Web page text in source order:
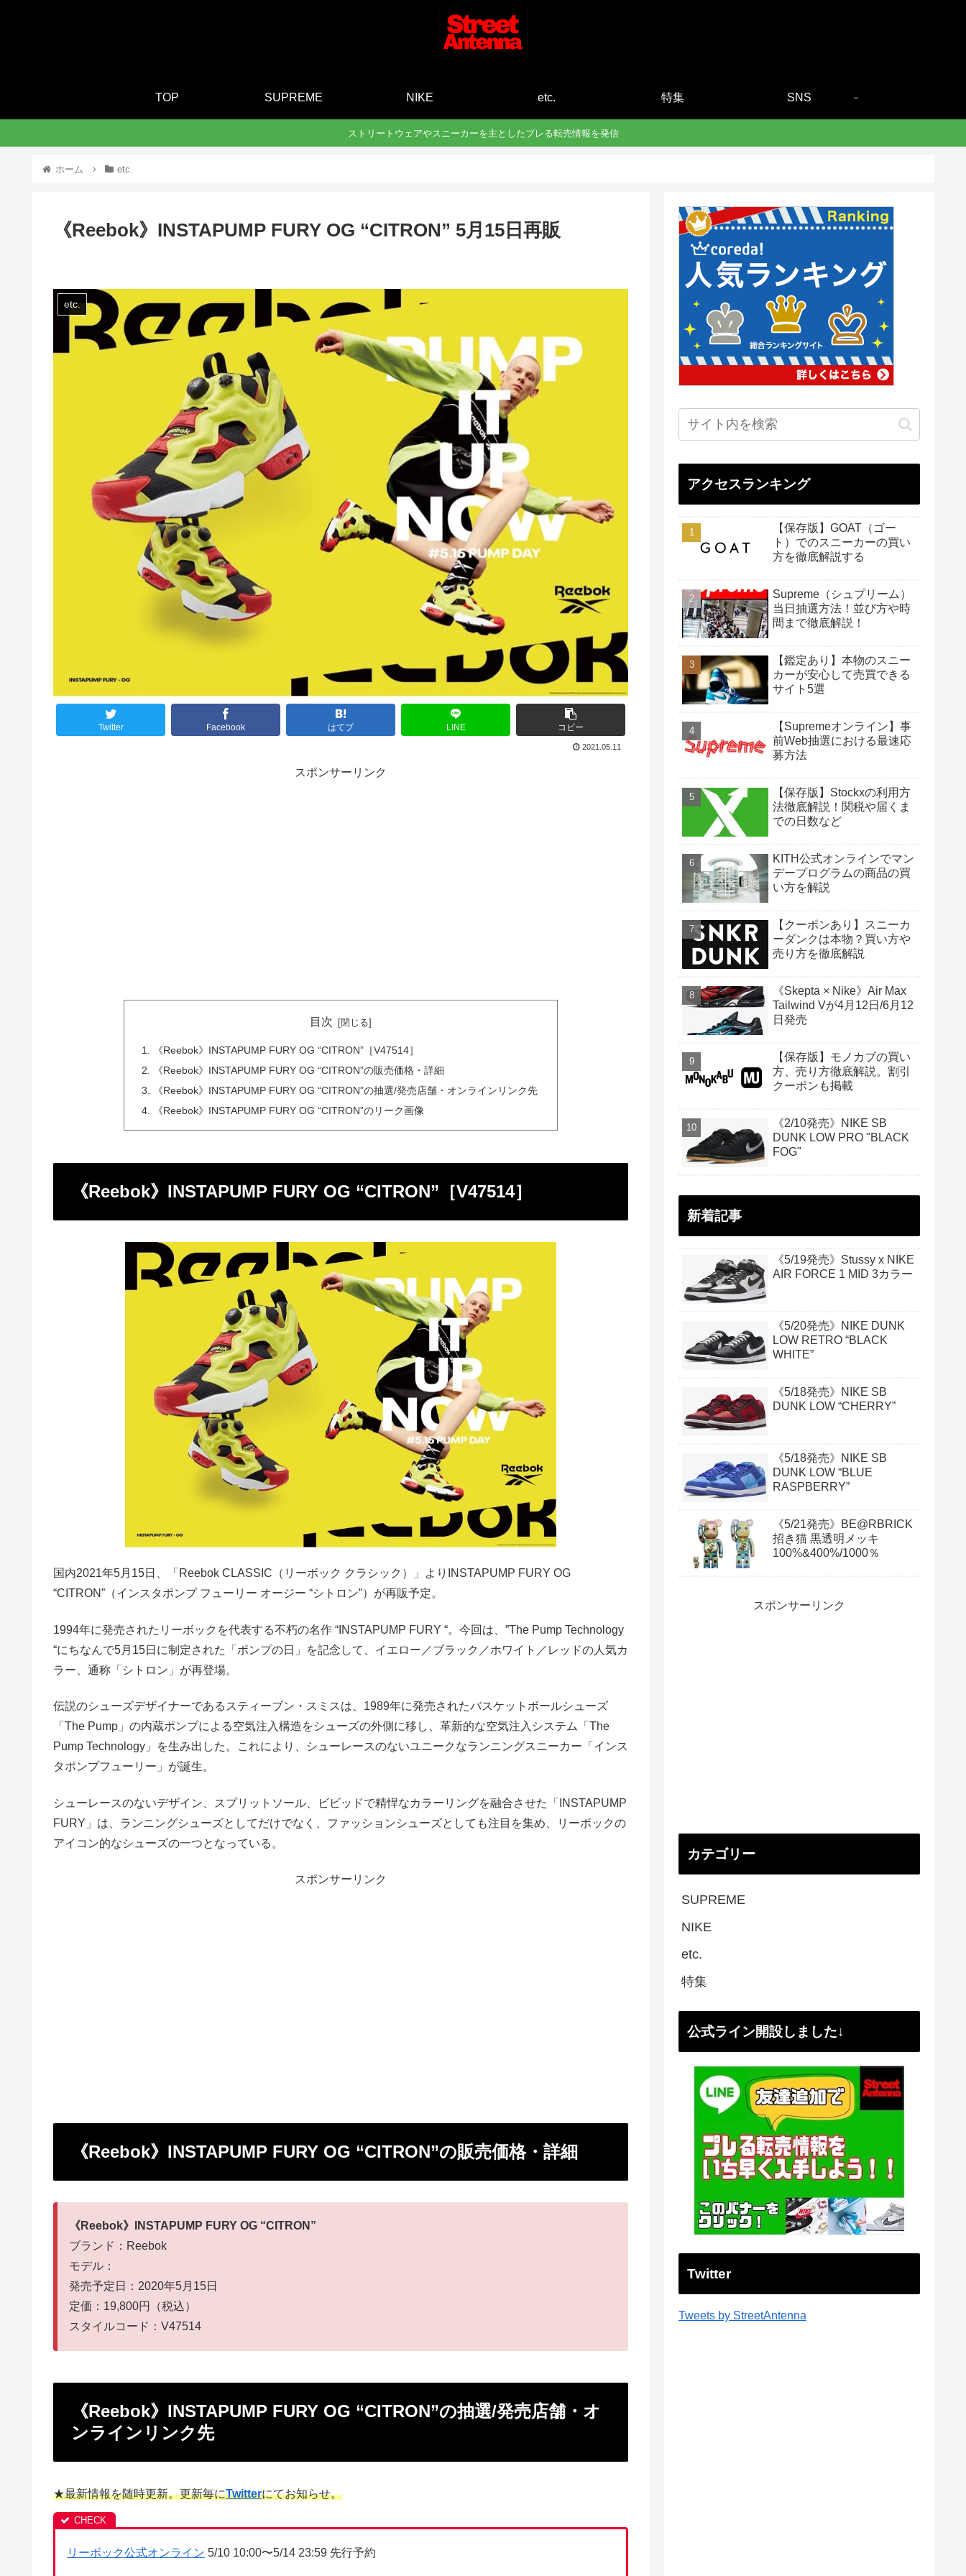
TOP SUPREME NIKE etc. 特集 SNS
ストリートウェアやスニーカーを主としたプレる転売情報を発信
ホーム etc.
《Reebok》INSTAPUMP FURY OG “CITRON” 5月15日再販
etc.
Twitter Facebook はてブ LINE コピー
2021.05.11
スポンサーリンク
目次
《Reebok》INSTAPUMP FURY OG “CITRON”［V47514］
《Reebok》INSTAPUMP FURY OG “CITRON”の販売価格・詳細
《Reebok》INSTAPUMP FURY OG “CITRON”の抽選/発売店舗・オンラインリンク先
《Reebok》INSTAPUMP FURY OG “CITRON”のリーク画像
《Reebok》INSTAPUMP FURY OG “CITRON”［V47514］
国内2021年5月15日、「Reebok CLASSIC（リーボック クラシック）」よりINSTAPUMP FURY OG
“CITRON”（インスタポンプ フューリー オージー “シトロン”）が再販予定。
1994年に発売されたリーボックを代表する不朽の名作 “INSTAPUMP FURY “。今回は、”The Pump Technology
“にちなんで5月15日に制定された「ポンプの日」を記念して、イエロー／ブラック／ホワイト／レッドの人気カ
ラー、通称「シトロン」が再登場。
伝説のシューズデザイナーであるスティーブン・スミスは、1989年に発売されたバスケットボールシューズ
「The Pump」の内蔵ポンプによる空気注入構造をシューズの外側に移し、革新的な空気注入システム「The
Pump Technology」を生み出した。これにより、シューレースのないユニークなランニングスニーカー「インス
タポンプフューリー」が誕生。
シューレースのないデザイン、スプリットソール、ビビッドで精悍なカラーリングを融合させた「INSTAPUMP
FURY」は、ランニングシューズとしてだけでなく、ファッションシューズとしても注目を集め、リーボックの
アイコン的なシューズの一つとなっている。
スポンサーリンク
《Reebok》INSTAPUMP FURY OG “CITRON”の販売価格・詳細
《Reebok》INSTAPUMP FURY OG “CITRON”
ブランド：Reebok
モデル：
発売予定日：2020年5月15日
定価：19,800円（税込）
スタイルコード：V47514
《Reebok》INSTAPUMP FURY OG “CITRON”の抽選/発売店舗・オ
ンラインリンク先
★最新情報を随時更新。更新毎にTwitterにてお知らせ。
リーボック公式オンライン 5/10 10:00〜5/14 23:59 先行予約
アクセスランキング
【保存版】GOAT（ゴー
ト）でのスニーカーの買い
方を徹底解説する
Supreme（シュプリーム）
当日抽選方法！並び方や時
間まで徹底解説！
【鑑定あり】本物のスニー
カーが安心して売買できる
サイト5選
【Supremeオンライン】事
前Web抽選における最速応
募方法
【保存版】Stockxの利用方
法徹底解説！関税や届くま
での日数など
KITH公式オンラインでマン
デープログラムの商品の買
い方を解説
【クーポンあり】スニーカ
ーダンクは本物？買い方や
売り方を徹底解説
《Skepta × Nike》Air Max
Tailwind Vが4月12日/6月12
日発売
【保存版】モノカブの買い
方、売り方徹底解説。割引
クーポンも掲載
《2/10発売》NIKE SB
DUNK LOW PRO "BLACK
FOG"
新着記事
《5/19発売》Stussy x NIKE
AIR FORCE 1 MID 3カラー
《5/20発売》NIKE DUNK
LOW RETRO “BLACK
WHITE”
《5/18発売》NIKE SB
DUNK LOW “CHERRY”
《5/18発売》NIKE SB
DUNK LOW “BLUE
RASPBERRY”
《5/21発売》BE@RBRICK
招き猫 黒透明メッキ
100%&400%/1000％
スポンサーリンク
カテゴリー
SUPREME
NIKE
etc.
特集
公式ライン開設しました↓
Twitter
Tweets by StreetAntenna